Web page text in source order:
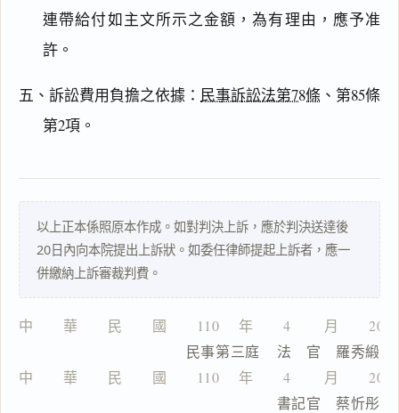
連帶給付如主文所示之金額，為有理由，應予准
許。
五、訴訟費用負擔之依據： 民事訴訟法第78條 、第85條
第2項。
以上正本係照原本作成。如對判決上訴，應於判決送達後
20日內向本院提出上訴狀。如委任律師提起上訴者，應一
併繳納上訴審裁判費。
中　　華　　民　　國　　110 　年　　4 　　月　　20
                  民事第三庭    法　官　羅秀緞
中　　華　　民　　國　　110 　年　　4 　　月　　20
                                書記官　蔡忻彤
事
一
鍵